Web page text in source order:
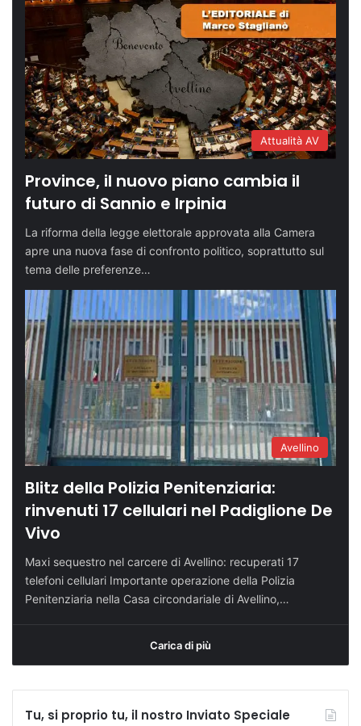
Attualità AV
Province, il nuovo piano cambia il
futuro di Sannio e Irpinia
La riforma della legge elettorale approvata alla Camera
apre una nuova fase di confronto politico, soprattutto sul
tema delle preferenze…
Avellino
Blitz della Polizia Penitenziaria:
rinvenuti 17 cellulari nel Padiglione De
Vivo
Maxi sequestro nel carcere di Avellino: recuperati 17
telefoni cellulari Importante operazione della Polizia
Penitenziaria nella Casa circondariale di Avellino,…
Carica di più
Tu, si proprio tu, il nostro Inviato Speciale